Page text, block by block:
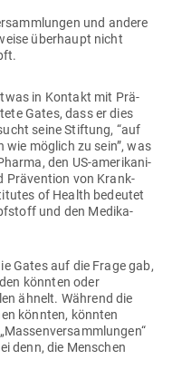
und andere
über­haupt nicht
in Kontakt mit Prä­
Gates, dass er dies
seine Stiftung, “auf
möglich zu sein”, was
den US-ame­ri­ka­ni­
Prä­vention von Krank­
of Health bedeutet
und den Medi­ka­
Gates auf die Frage gab,
könnten oder
ähnelt. Während die
könnten, könnten
denn, die Men­schen